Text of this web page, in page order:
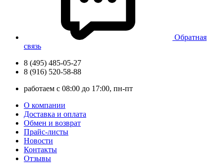
Обратная
связь
8 (495) 485-05-27
8 (916) 520-58-88
работаем с 08:00 до 17:00, пн-пт
О компании
Доставка и оплата
Обмен и возврат
Прайс-листы
Новости
Контакты
Отзывы